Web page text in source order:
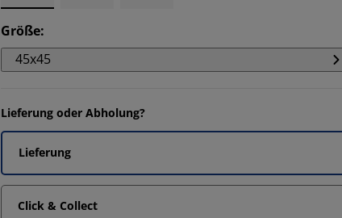
Größe:
45x45
Lieferung oder Abholung?
Lieferung
Click & Collect